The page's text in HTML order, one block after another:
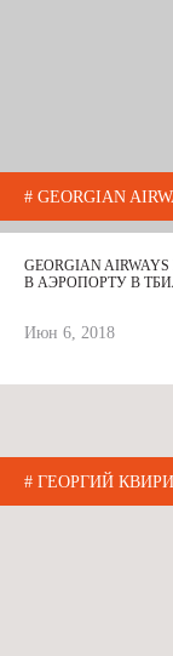
# GEORGIAN
GEORGIAN
В АЭРОПОРТУ В
Июн 6, 2018
# ГЕОРГИЙ